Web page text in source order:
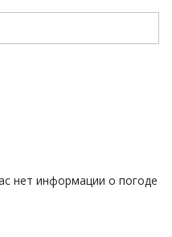
нет информации о погоде